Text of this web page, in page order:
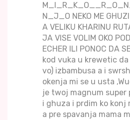
N_J_O NEKO ME
A VELIKU KHARINU
JA VISE VOLIM OKO
ECHER ILI PONOC DA
kod vuka u krewetic
vo) izbambusa a i
okenja mi se u usta
je twoj magnum super
i ghuza i prdim ko konj
a pre spavanja mama